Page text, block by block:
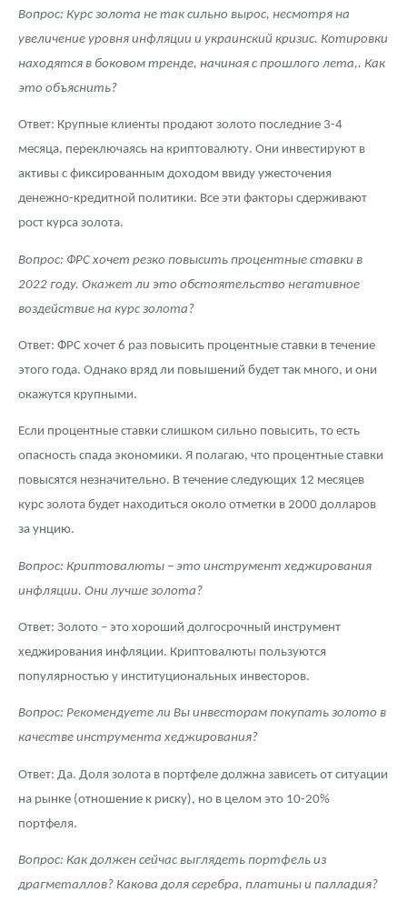
Вопрос: Курс золота не так сильно вырос, несмотря на
увеличение уровня инфляции и украинский кризис. Котировки
находятся в боковом тренде, начиная с прошлого лета,. Как
это объяснить?
Ответ: Крупные клиенты продают золото последние 3-4
месяца, переключаясь на криптовалюту. Они инвестируют в
активы с фиксированным доходом ввиду ужесточения
денежно-кредитной политики. Все эти факторы сдерживают
рост курса золота.
Вопрос: ФРС хочет резко повысить процентные ставки в
2022 году. Окажет ли это обстоятельство негативное
воздействие на курс золота?
Ответ: ФРС хочет 6 раз повысить процентные ставки в течение
этого года. Однако вряд ли повышений будет так много, и они
окажутся крупными.
Если процентные ставки слишком сильно повысить, то есть
опасность спада экономики. Я полагаю, что процентные ставки
повысятся незначительно. В течение следующих 12 месяцев
курс золота будет находиться около отметки в 2000 долларов
за унцию.
Вопрос: Криптовалюты – это инструмент хеджирования
инфляции. Они лучше золота?
Ответ: Золото – это хороший долгосрочный инструмент
хеджирования инфляции. Криптовалюты пользуются
популярностью у институциональных инвесторов.
Вопрос: Рекомендуете ли Вы инвесторам покупать золото в
качестве инструмента хеджирования?
Ответ: Да. Доля золота в портфеле должна зависеть от ситуации
на рынке (отношение к риску), но в целом это 10-20%
портфеля.
Вопрос: Как должен сейчас выглядеть портфель из
драгметаллов? Какова доля серебра, платины и палладия?